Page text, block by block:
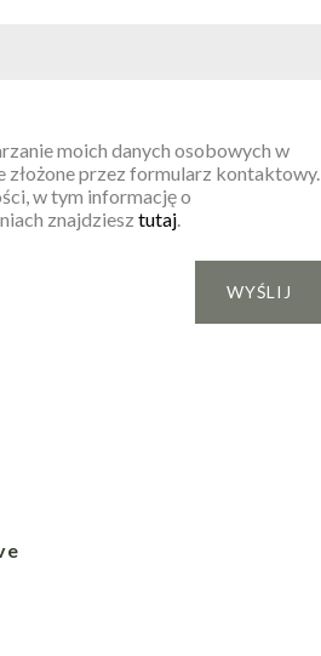
moich danych osobowych w
złożone przez formularz kontaktowy.
w tym informację o
znajdziesz tutaj.